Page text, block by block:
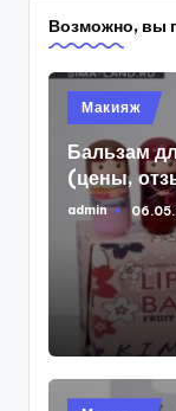
Возможно, вы
Опубликовано
в
Макияж
Бальзам
(цены,
Запись
admin